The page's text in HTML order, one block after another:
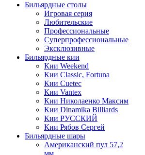
Бильярдные столы
Игровая серия
Любительские
Профессиональные
Суперпрофессиональные
Эксклюзивные
Бильярдные кии
Кии Weekend
Кии Classic, Fortuna
Кии Cuetec
Кии Vantex
Кии Николаенко Максим
Кии Dinamika Billiards
Кии РУССКИЙ
Кии Рябов Сергей
Бильярдные шары
Американский пул 57,2
мм